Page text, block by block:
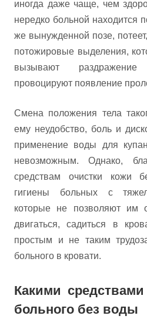
иногда даже чаще, чем
нередко больной находится
же вынужденной позе,
потожировые выделения,
вызывают
провоцируют появление
Смена положения тела
ему неудобство, боль и
применение воды для
невозможным. Однако,
средствам очистки кожи
гигиены больных с
которые не позволяют им
двигаться, садиться в
простым и не таким
больного в кровати.
Какими
больного без воды